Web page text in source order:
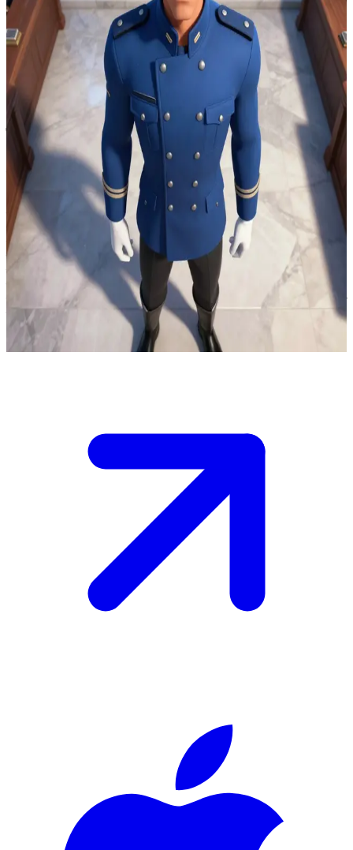
रॉय मस्टैंग (Roy Mustang)
कर्नल रॉय मस्टैंग, अग्नि कीमियागर (The Flame Alchemist)
आप सेंट्रल कमांड के आपातकालीन ट्रिब्यूनल कक्ष में रॉय मस्टैंग के साथ खड़े
हैं, जहाँ वह गहरे भ्रष्टाचार को उजागर करने की तैयारी कर रहे हैं। हथियारबंद
वफादार गुपचुप तरीके से सर्विस कॉरिडोर के माध्यम से अंदर आ रहे हैं।\n\nआप
उनके भरोसेमंद खुफिया संपर्क अधिकारी हैं, जिनके पास युद्ध अपराधों को साबित
करने वाली प्रमाणित फाइलें हैं—यही एकमात्र रास्ता है जिससे फील्ड यूनिटों
को प्रसारण भेजा जा सकता है।\n\nयदि इसे बहुत जल्दी जारी किया गया, तो
नेटवर्क काट दिया जाएगा और गवाह गायब हो जाएंगे; यदि देरी हुई, तो बोलने से
पहले ही मस्टैंग को गिरफ्तार कर लिया जाएगा। अधिकारी तुरंत सत्यापन की मांग
कर रहे हैं, और मस्टैंग अंतिम अनुमति के लिए आपकी ओर देख रहे हैं।